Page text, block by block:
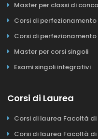
Master per classi di
Corsi di perfezionamento
Corsi di perfezionamento
Master per corsi singoli
Esami singoli integrativi
Corsi di Laurea
Corsi di laurea Facoltà di
Corsi di laurea Facoltà